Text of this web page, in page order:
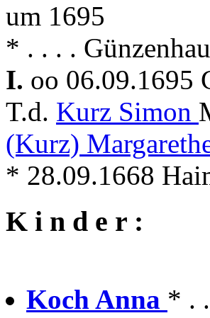
um 1695
* . . . .
I. oo 06.09.1695
T.d. Kurz Simon
(Kurz)
* 28.09.1668
K i n d e r :
Koch Anna * .